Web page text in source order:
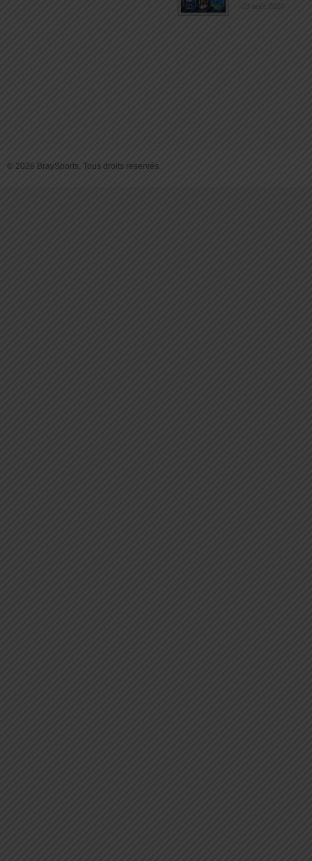
03 août 2026
© 2026 BraySports. Tous droits reservés.